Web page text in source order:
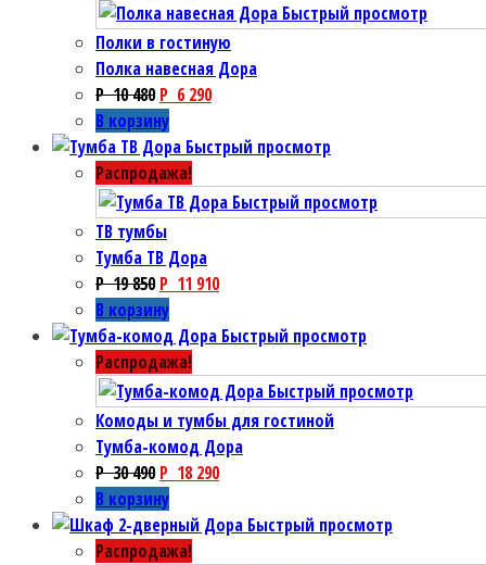
Быстрый просмотр
Полки в гостиную
Полка навесная Дора
P10 480 P 6 290
В корзину
Быстрый просмотр
Распродажа!
Быстрый просмотр
ТВ тумбы
Тумба ТВ Дора
P19 850 P 11 910
В корзину
Быстрый просмотр
Распродажа!
Быстрый просмотр
Комоды и тумбы для гостиной
Тумба-комод Дора
P30 490 P 18 290
В корзину
Быстрый просмотр
Распродажа!